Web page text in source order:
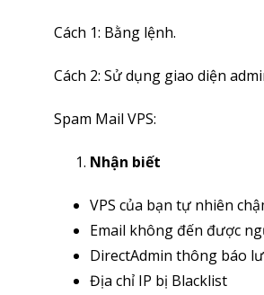
Cách 1: Bằng lệnh.
Cách 2: Sử dụng giao diện
Spam Mail VPS:
Nhận biết
VPS của bạn tự nhiên
Email không đến được
DirectAdmin thông báo
Địa chỉ IP bị Blacklist